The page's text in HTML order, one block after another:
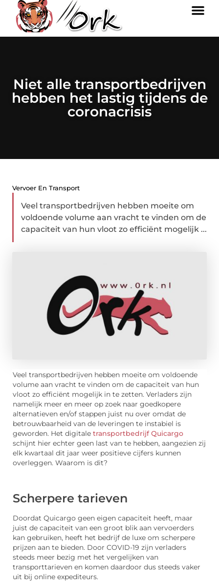
Niet alle transportbedrijven
hebben het lastig tijdens de
coronacrisis
Vervoer En Transport
Veel transportbedrijven hebben moeite om
voldoende volume aan vracht te vinden om de
capaciteit van hun vloot zo efficiënt mogelijk ...
Veel transportbedrijven hebben moeite om voldoende
volume aan vracht te vinden om de capaciteit van hun
vloot zo efficiënt mogelijk in te zetten. Verladers zijn
namelijk meer en meer op zoek naar goedkopere
alternatieven en/of stappen juist nu over omdat de
betrouwbaarheid van de leveringen te instabiel is
geworden. Het digitale transportbedrijf Quicargo
schijnt hier echter geen last van te hebben, aangezien zij
elk kwartaal dit jaar weer positieve cijfers kunnen
overleggen. Waarom is dit?
Scherpere tarieven
Doordat Quicargo geen eigen capaciteit heeft, maar
juist de capaciteit van een groot blik aan vervoerders
kan gebruiken, heeft het bedrijf de luxe om scherpere
prijzen aan te bieden. Door COVID-19 zijn verladers
steeds meer bezig met het vergelijken van
transporttarieven en komen daardoor dus steeds vaker
uit bij online expediteurs.